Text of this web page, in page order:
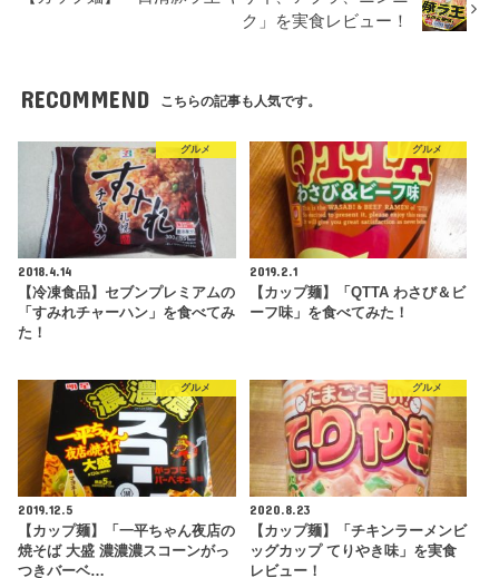
ク」を実食レビュー！
RECOMMEND こちらの記事も人気です。
グルメ
2018.4.14
【冷凍食品】セブンプレミアムの
「すみれチャーハン」を食べてみ
た！
グルメ
2019.2.1
【カップ麺】「QTTA わさび＆ビ
ーフ味」を食べてみた！
グルメ
2019.12.5
【カップ麺】「一平ちゃん夜店の
焼そば 大盛 濃濃濃スコーンがっ
つきバーベ…
グルメ
2020.8.23
【カップ麺】「チキンラーメンビ
ッグカップ てりやき味」を実食
レビュー！